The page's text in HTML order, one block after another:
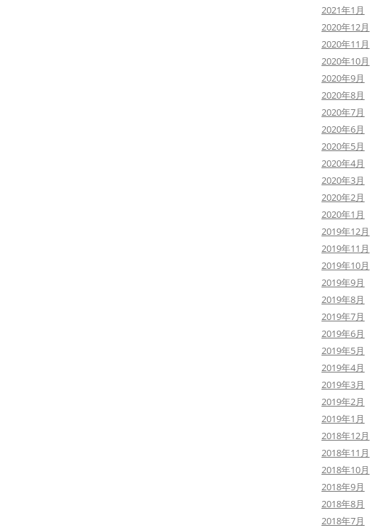
2021年1月
2020年12月
2020年11月
2020年10月
2020年9月
2020年8月
2020年7月
2020年6月
2020年5月
2020年4月
2020年3月
2020年2月
2020年1月
2019年12月
2019年11月
2019年10月
2019年9月
2019年8月
2019年7月
2019年6月
2019年5月
2019年4月
2019年3月
2019年2月
2019年1月
2018年12月
2018年11月
2018年10月
2018年9月
2018年8月
2018年7月